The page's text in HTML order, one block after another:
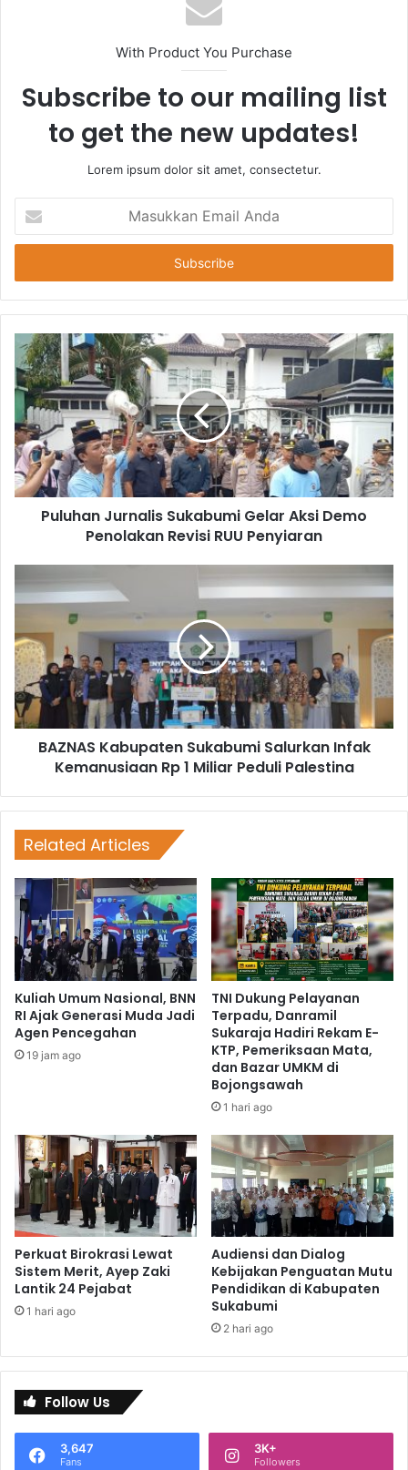
With Product You Purchase
Subscribe to our mailing list
to get the new updates!
Lorem ipsum dolor sit amet, consectetur.
Email
Anda
Puluhan Jurnalis Sukabumi Gelar Aksi Demo
Penolakan Revisi RUU Penyiaran
BAZNAS Kabupaten Sukabumi Salurkan Infak
Kemanusiaan Rp 1 Miliar Peduli Palestina
Related Articles
Kuliah Umum Nasional, BNN
RI Ajak Generasi Muda Jadi
Agen Pencegahan
19 jam ago
TNI Dukung Pelayanan
Terpadu, Danramil
Sukaraja Hadiri Rekam E-
KTP, Pemeriksaan Mata,
dan Bazar UMKM di
Bojongsawah
1 hari ago
Perkuat Birokrasi Lewat
Sistem Merit, Ayep Zaki
Lantik 24 Pejabat
1 hari ago
Audiensi dan Dialog
Kebijakan Penguatan Mutu
Pendidikan di Kabupaten
Sukabumi
2 hari ago
Follow Us
3,647
Fans
3K+
Followers